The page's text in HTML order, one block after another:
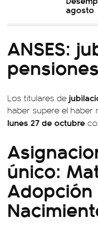
agosto
ANSES:
pensiones
Los titulares de
haber supere el
lunes 27 de octubre
único: